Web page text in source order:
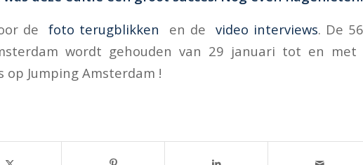
de foto terugblikken en de video interviews. De
wordt gehouden van 29 januari tot en met
Jumping Amsterdam !